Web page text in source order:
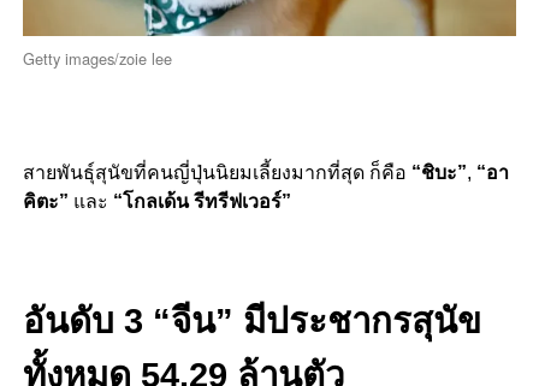
Getty images/zoie lee
สายพันธุ์สุนัขที่คนญี่ปุ่นนิยมเลี้ยงมากที่สุด ก็คือ “ชิบะ”, “อา
คิตะ” และ “โกลเด้น รีทรีฟเวอร์”
อันดับ 3 “จีน” มีประชากรสุนัข
ทั้งหมด 54.29 ล้านตัว